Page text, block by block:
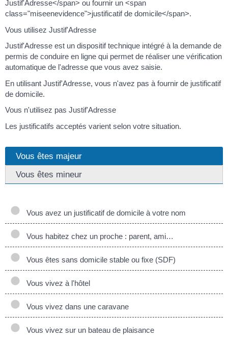
Justif'Adresse</span> ou fournir un <span
class="miseenevidence">justificatif de domicile</span>.
Vous utilisez Justif'Adresse
Justif'Adresse est un dispositif technique intégré à la demande de
permis de conduire en ligne qui permet de réaliser une vérification
automatique de l'adresse que vous avez saisie.
En utilisant Justif'Adresse, vous n'avez pas à fournir de justificatif
de domicile.
Vous n'utilisez pas Justif'Adresse
Les justificatifs acceptés varient selon votre situation.
Vous êtes majeur
Vous êtes mineur
Vous avez un justificatif de domicile à votre nom
Vous habitez chez un proche : parent, ami…
Vous êtes sans domicile stable ou fixe (SDF)
Vous vivez à l'hôtel
Vous vivez dans une caravane
Vous vivez sur un bateau de plaisance